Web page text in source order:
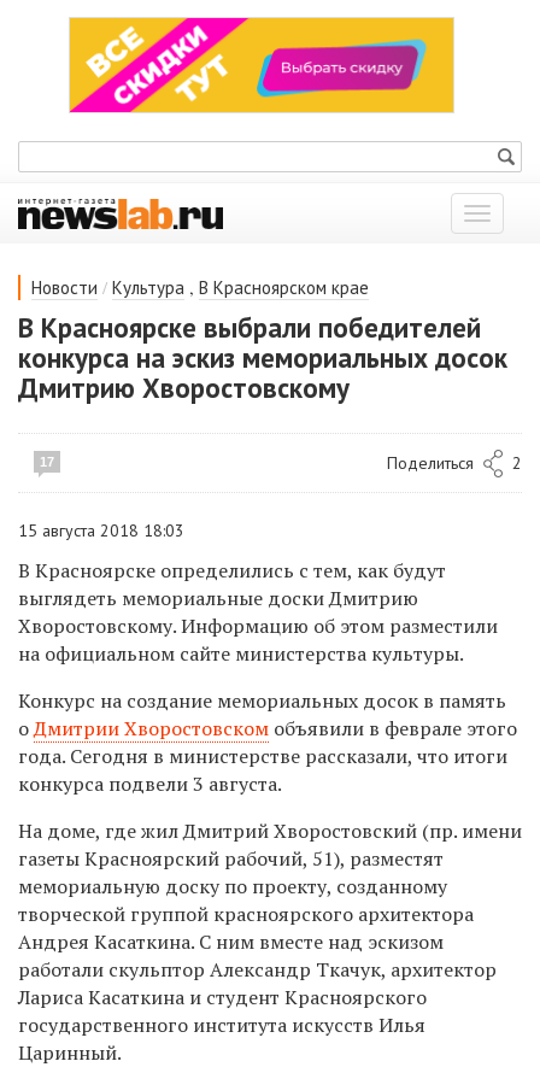
Показать
меню
Новости / Культура , В Красноярском крае
В Красноярске выбрали победителей
конкурса на эскиз мемориальных досок
Дмитрию Хворостовскому
17 Поделиться 2
15 августа 2018 18:03
В Красноярске определились с тем, как будут
выглядеть мемориальные доски Дмитрию
Хворостовскому. Информацию об этом разместили
на официальном сайте министерства культуры.
Конкурс на создание мемориальных досок в память
оДмитрии Хворостовском объявили в феврале этого
года. Сегодня в министерстве рассказали, что итоги
конкурса подвели 3 августа.
На доме, где жил Дмитрий Хворостовский (пр. имени
газеты Красноярский рабочий, 51), разместят
мемориальную доску по проекту, созданному
творческой группой красноярского архитектора
Андрея Касаткина. С ним вместе над эскизом
работали скульптор Александр Ткачук, архитектор
Лариса Касаткина и студент Красноярского
государственного института искусств Илья
Царинный.